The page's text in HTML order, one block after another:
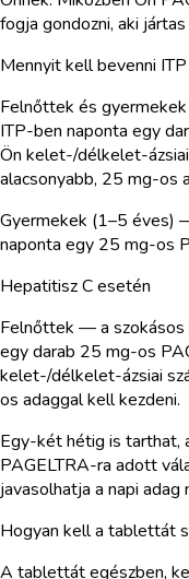
fogja gondozni, aki
Mennyit kell bevenni
Felnőttek és
ITP-ben naponta egy
Ön kelet-/délkelet-
alacsonyabb, 25 mg-os
Gyermekek (1–5 éves)
naponta egy 25 mg-os
Hepatitisz C esetén
Felnőttek — a szokásos
egy darab 25 mg-os
kelet-/délkelet-ázsiai
os adaggal kell kezdeni.
Egy-két hétig is tarthat,
PAGELTRA-ra adott
javasolhatja a napi
Hogyan kell a tablettát
A tablettát egészben,